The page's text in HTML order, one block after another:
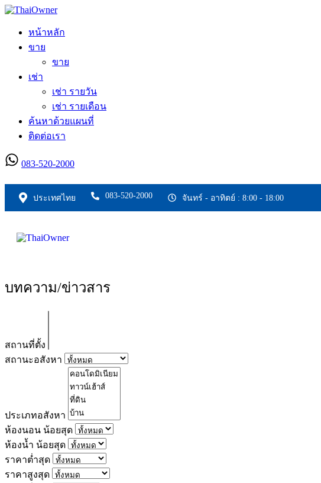
หน้าหลัก
ขาย
ขาย
เช่า
เช่า รายวัน
เช่า รายเดือน
ค้นหาด้วยแผนที่
ติดต่อเรา
083-520-2000
ประเทศไทย 083-520-2000 จันทร์ - อาทิตย์ : 8:00 - 18:00
บทความ/ข่าวสาร
สถานที่ตั้ง
สถานะอสังหา
ประเภทอสังหา
ห้องนอน น้อยสุด
ห้องน้ำ น้อยสุด
ราคาต่ำสุด
ราคาสูงสุด